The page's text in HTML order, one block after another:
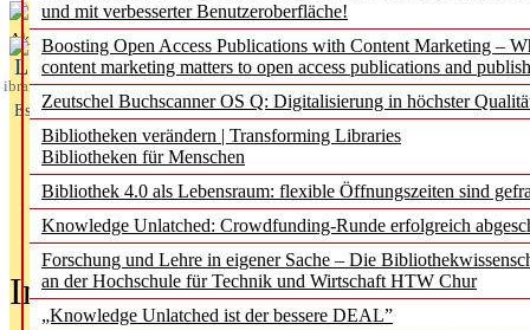
und mit verbesserter Benutzeroberfläche!
Boosting Open Access Publications with Content Marketing –
content marketing matters to open access publications and
Zeutschel Buchscanner OS Q: Digitalisierung in höchster
Bibliotheken verändern | Transforming Libraries
Bibliotheken für Menschen
Bibliothek 4.0 als Lebensraum: flexible Öffnungszeiten sind
Knowledge Unlatched: Crowdfunding-Runde erfolgreich
Forschung und Lehre in eigener Sache – Die
an der Hochschule für Technik und Wirtschaft HTW Chur
„Knowledge Unlatched ist der bessere DEAL”
Aktuelles aus
L
ibrary
Essentials
In der Ausgabe06/2026(August